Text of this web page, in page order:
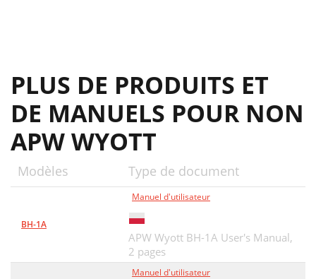
PLUS DE PRODUITS ET
DE MANUELS POUR NON
APW WYOTT
Modèles Type de document
BH-1A
Manuel d'utilisateur
APW Wyott BH-1A User's Manual,
2 pages
Manuel d'utilisateur